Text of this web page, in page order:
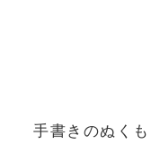
手書きのぬく